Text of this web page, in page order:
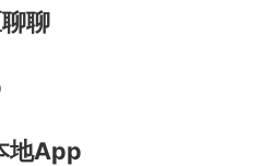
聊
地App